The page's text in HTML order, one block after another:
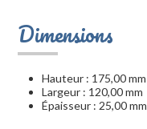
Dimensions
Hauteur : 175,00 mm
Largeur : 120,00 mm
Épaisseur : 25,00 mm